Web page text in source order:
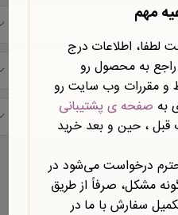
مهم
لطفا، اطلاعات درج
به محصول رو
و مقررات وب سایت رو
به صفحه ی پشتیبانی
، حین و بعد خرید
درخواست می‌شود در
مشکل، صرفاً از طریق
سفارش با ما در